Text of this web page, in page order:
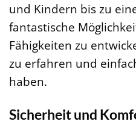
und Kindern bis zu
fantastische
Fähigkeiten zu
zu erfahren und
haben.
Sicherheit und